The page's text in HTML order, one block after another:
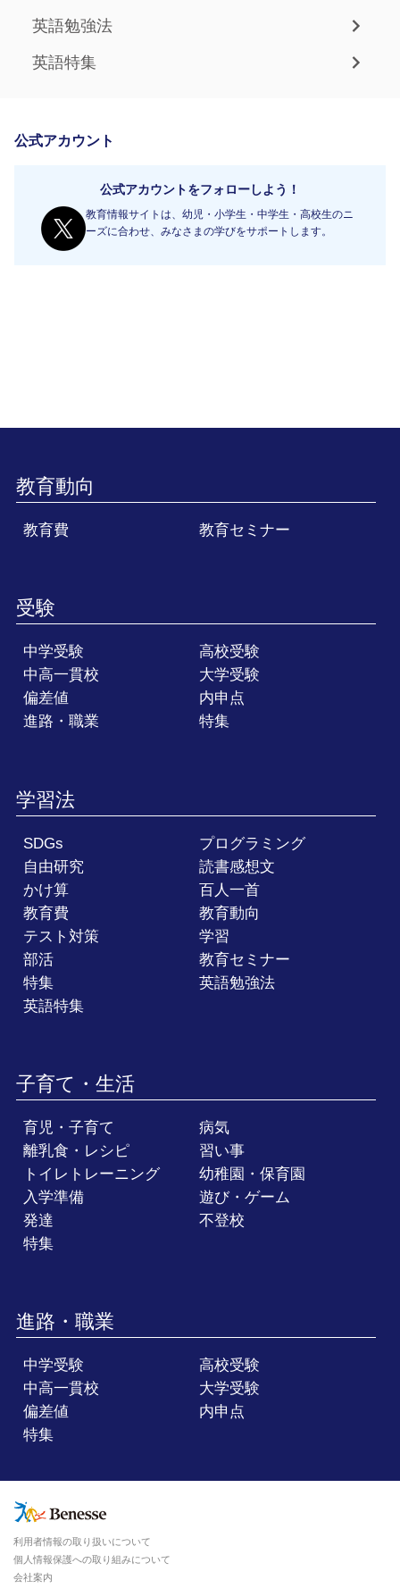
英語勉強法
英語特集
公式アカウント
公式アカウントをフォローしよう！
教育情報サイトは、幼児・小学生・中学生・高校生のニ
ーズに合わせ、みなさまの学びをサポートします。
教育動向
教育費 教育セミナー
受験
中学受験
高校受験
中高一貫校
大学受験
偏差値
内申点
進路・職業
特集
学習法
SDGs
プログラミング
自由研究
読書感想文
かけ算
百人一首
教育費
教育動向
テスト対策
学習
部活
教育セミナー
特集
英語勉強法
英語特集
子育て・生活
育児・子育て
病気
離乳食・レシピ
習い事
トイレトレーニング
幼稚園・保育園
入学準備
遊び・ゲーム
発達
不登校
特集
進路・職業
中学受験
高校受験
中高一貫校
大学受験
偏差値
内申点
特集
利用者情報の取り扱いについて
個人情報保護への取り組みについて
会社案内